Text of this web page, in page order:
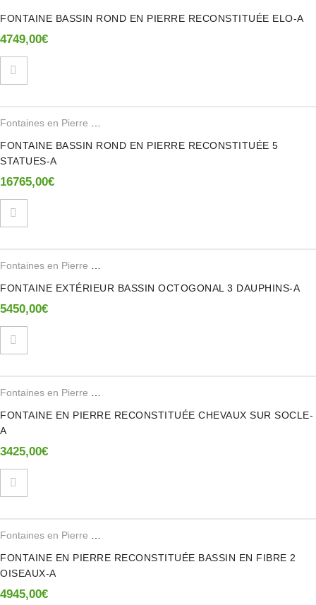
FONTAINE BASSIN ROND EN PIERRE RECONSTITUÉE ELO-A
4749,00€
FONTAINE BASSIN ROND EN PIERRE RECONSTITUÉE 5
STATUES-A
16765,00€
FONTAINE EXTÉRIEUR BASSIN OCTOGONAL 3 DAUPHINS-A
5450,00€
FONTAINE EN PIERRE RECONSTITUÉE CHEVAUX SUR SOCLE-
A
3425,00€
FONTAINE EN PIERRE RECONSTITUÉE BASSIN EN FIBRE 2
OISEAUX-A
4945,00€